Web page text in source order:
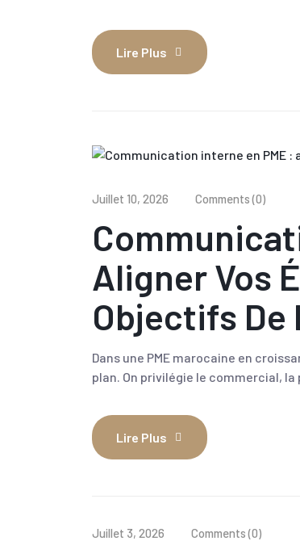
Lire Plus
Juillet 10, 2026 Comments (0)
Aligner Vos
Objectifs De
Dans une PME marocaine en
plan. On privilégie le commercial,
Lire Plus
Juillet 3, 2026 Comments (0)